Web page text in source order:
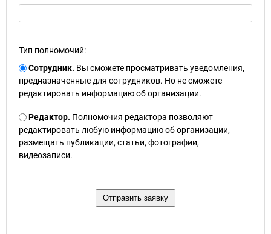
Тип полномочий:
Сотрудник. Вы сможете просматривать уведомления,
предназначенные для сотрудников. Но не сможете
редактировать информацию об организации.
Редактор. Полномочия редактора позволяют
редактировать любую информацию об организации,
размещать публикации, статьи, фотографии,
видеозаписи.